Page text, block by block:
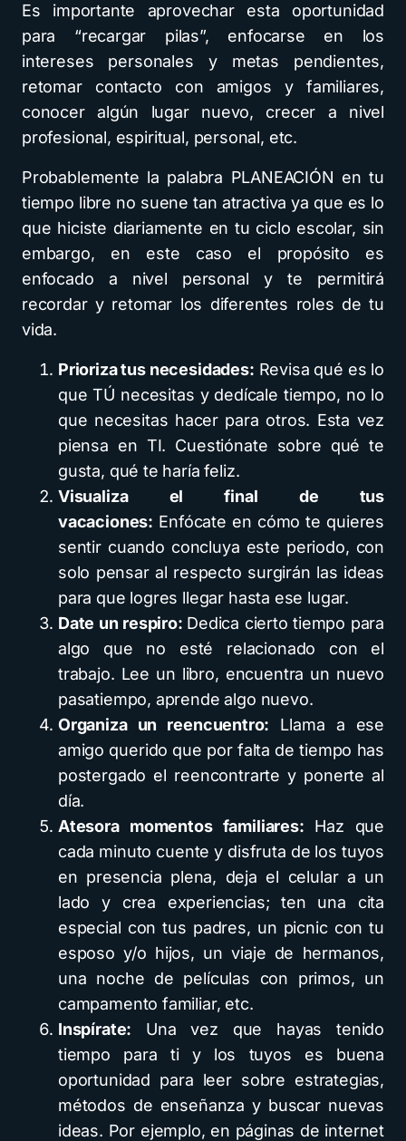
Es importante aprovechar esta oportunidad
para “recargar pilas”, enfocarse en los
intereses personales y metas pendientes,
retomar contacto con amigos y familiares,
conocer algún lugar nuevo, crecer a nivel
profesional, espiritual, personal, etc.
Probablemente la palabra PLANEACIÓN en tu
tiempo libre no suene tan atractiva ya que es lo
que hiciste diariamente en tu ciclo escolar, sin
embargo, en este caso el propósito es
enfocado a nivel personal y te permitirá
recordar y retomar los diferentes roles de tu
vida.
Prioriza tus necesidades: Revisa qué es lo
que TÚ necesitas y dedícale tiempo, no lo
que necesitas hacer para otros. Esta vez
piensa en TI. Cuestiónate sobre qué te
gusta, qué te haría feliz.
Visualiza el final de tus
vacaciones: Enfócate en cómo te quieres
sentir cuando concluya este periodo, con
solo pensar al respecto surgirán las ideas
para que logres llegar hasta ese lugar.
Date un respiro: Dedica cierto tiempo para
algo que no esté relacionado con el
trabajo. Lee un libro, encuentra un nuevo
pasatiempo, aprende algo nuevo.
Organiza un reencuentro: Llama a ese
amigo querido que por falta de tiempo has
postergado el reencontrarte y ponerte al
día.
Atesora momentos familiares: Haz que
cada minuto cuente y disfruta de los tuyos
en presencia plena, deja el celular a un
lado y crea experiencias; ten una cita
especial con tus padres, un picnic con tu
esposo y/o hijos, un viaje de hermanos,
una noche de películas con primos, un
campamento familiar, etc.
Inspírate: Una vez que hayas tenido
tiempo para ti y los tuyos es buena
oportunidad para leer sobre estrategias,
métodos de enseñanza y buscar nuevas
ideas. Por ejemplo, en páginas de internet